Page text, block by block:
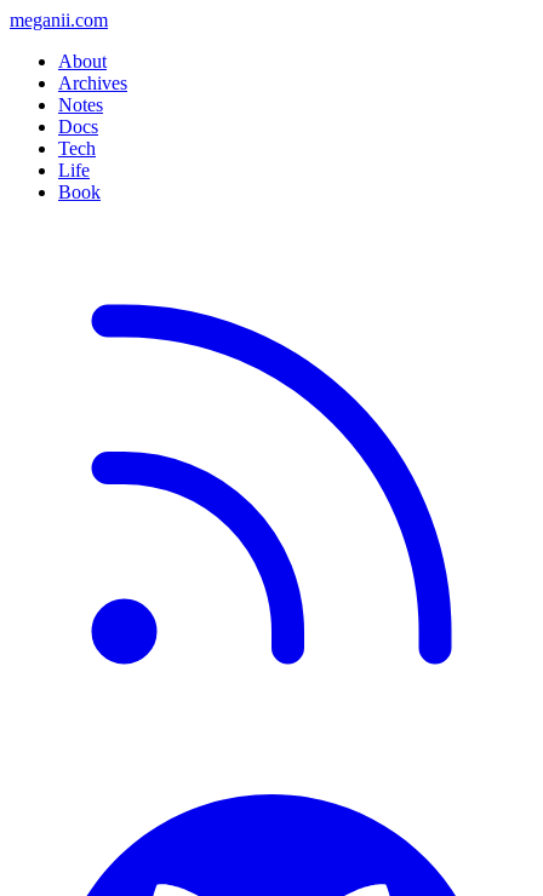
meganii.com
About
Archives
Notes
Docs
Tech
Life
Book